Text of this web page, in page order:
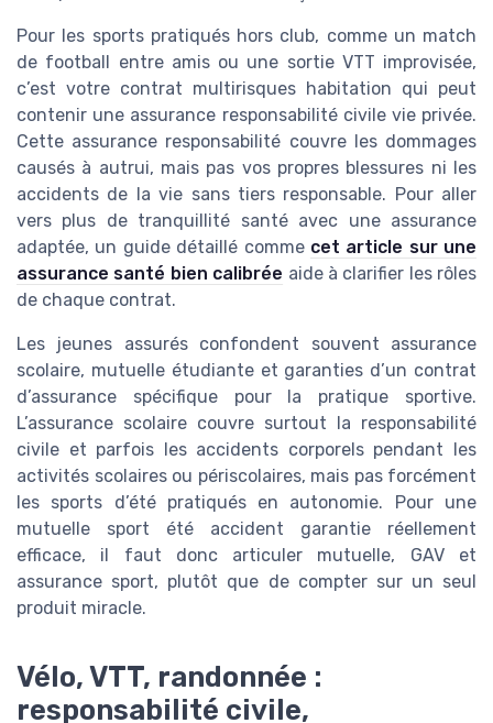
Pour les sports pratiqués hors club, comme un match
de football entre amis ou une sortie VTT improvisée,
c’est votre contrat multirisques habitation qui peut
contenir une assurance responsabilité civile vie privée.
Cette assurance responsabilité couvre les dommages
causés à autrui, mais pas vos propres blessures ni les
accidents de la vie sans tiers responsable. Pour aller
vers plus de tranquillité santé avec une assurance
adaptée, un guide détaillé comme cet article sur une
assurance santé bien calibrée aide à clarifier les rôles
de chaque contrat.
Les jeunes assurés confondent souvent assurance
scolaire, mutuelle étudiante et garanties d’un contrat
d’assurance spécifique pour la pratique sportive.
L’assurance scolaire couvre surtout la responsabilité
civile et parfois les accidents corporels pendant les
activités scolaires ou périscolaires, mais pas forcément
les sports d’été pratiqués en autonomie. Pour une
mutuelle sport été accident garantie réellement
efficace, il faut donc articuler mutuelle, GAV et
assurance sport, plutôt que de compter sur un seul
produit miracle.
Vélo, VTT, randonnée :
responsabilité civile,